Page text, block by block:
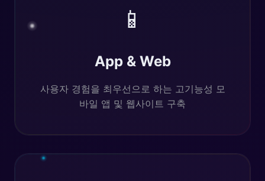
📱
App & Web
사용자 경험을 최우선으로 하는 고기능성 모
바일 앱 및 웹사이트 구축